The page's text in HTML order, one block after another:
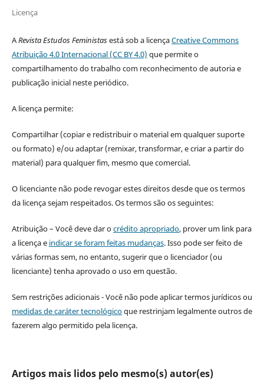
Licença
ARevista Estudos Feministasestá sob a licençaCreative Commons
Atribuição 4.0 Internacional (CC BY 4.0) que permite o
compartilhamento do trabalho com reconhecimento de autoria e
publicação inicial neste periódico.
A licença permite:
Compartilhar (copiar e redistribuir o material em qualquer suporte
ou formato) e/ou adaptar (remixar, transformar, e criar a partir do
material) para qualquer fim, mesmo que comercial.
O licenciante não pode revogar estes direitos desde que os termos
da licença sejam respeitados. Os termos são os seguintes:
Atribuição – Você deve dar ocrédito apropriado, prover um link para
a licença e indicar se foram feitas mudanças. Isso pode ser feito de
várias formas sem, no entanto, sugerir que o licenciador (ou
licenciante) tenha aprovado o uso em questão.
Sem restrições adicionais - Você não pode aplicar termos jurídicos ou
medidas de caráter tecnológicoque restrinjam legalmente outros de
fazerem algo permitido pela licença.
Artigos mais lidos pelo mesmo(s) autor(es)